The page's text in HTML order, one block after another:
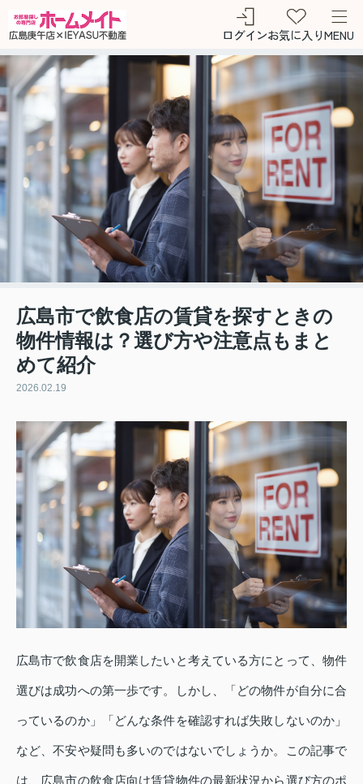
ログインお気に入りMENU
広島市で飲食店の賃貸を探すときの
物件情報は？選び方や注意点もまと
めて紹介
2026.02.19
広島市で飲食店を開業したいと考えている方にとって、物件
選びは成功への第一歩です。しかし、「どの物件が自分に合
っているのか」「どんな条件を確認すれば失敗しないのか」
など、不安や疑問も多いのではないでしょうか。この記事で
は、広島市の飲食店向け賃貸物件の最新状況から選び方のポ